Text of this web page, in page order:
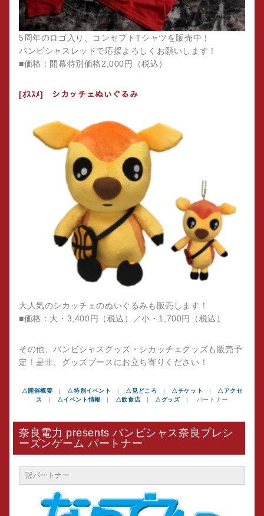
5周年のロゴ入り、コンセプトTシャツを販売中！
バンビシャスレッドで応援よろしくお願いします！
■価格：開幕特別価格2,000円（税込）
[ｵｽｽﾒ] シカッチェぬいぐるみ
大人気のシカッチェのぬいぐるみも販売します！
■価格：大・3,400円（税込）／小・1,700円（税込）
その他、バンビシャスグッズ・シカッチェグッズも販売予
定！是非、グッズブースにお立ち寄りください！
△開催概要 | △特別イベント | △見どころ | △チケット | △アクセ
ス
| △イベント情報 | △飲食店 | △グッズ| パートナー
奈良電力 presents バンビシャス奈良プレシ
ーズンゲーム パートナー
冠パートナー